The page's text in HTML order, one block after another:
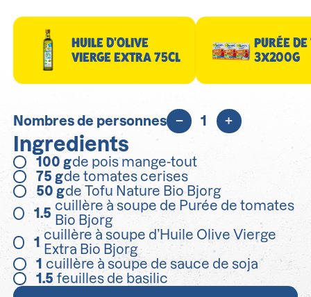
HUILE D'OLIVE
VIERGE EXTRA 75CL
PURÉE
3X200G
Nombres de personnes 1
Ingredients
100 gde pois mange-tout
75 gde tomates cerises
50 gde Tofu Nature Bio Bjorg
1.5 cuillère à soupe de Purée de tomates
Bio Bjorg
1 cuillère à soupe d’Huile Olive Vierge
Extra Bio Bjorg
1 cuillère à soupe de sauce de soja
1.5 feuilles de basilic